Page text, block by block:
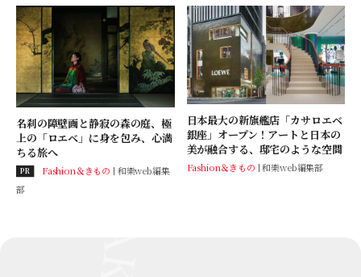
名刹の障壁画と静寂の森の庭、極
上の「ロエベ」に身を包み、心満
ちる旅へ
PR Fashion＆きもの
和樂web編集
部
日本最大の新旗艦店「カサロエベ
銀座」オープン！アートと日本の
美が融合する、邸宅のような空間
Fashion＆きもの 和樂web編集部